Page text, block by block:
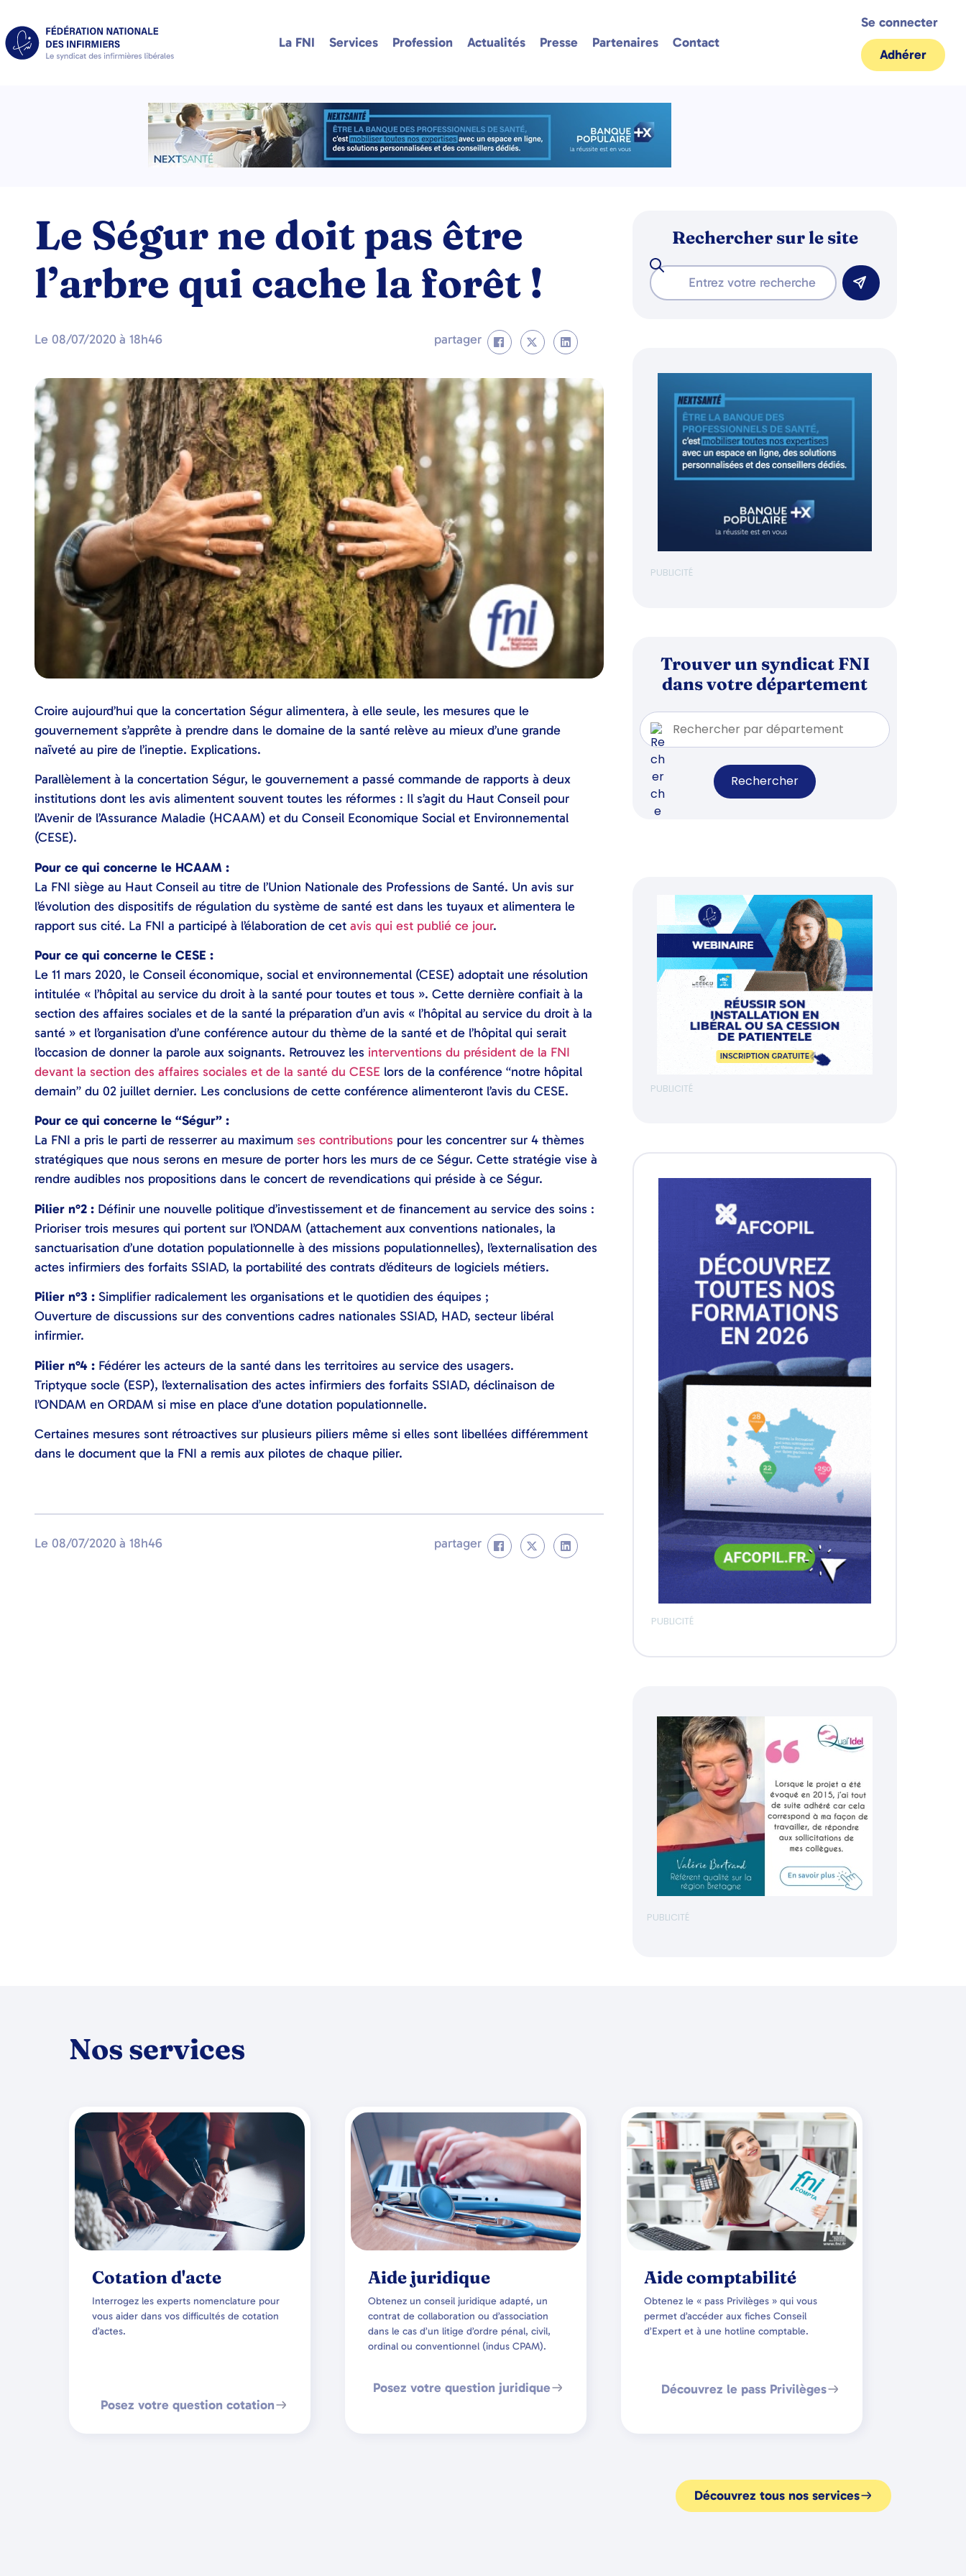
La FNI Services Profession Actualités Presse Partenaires Contact
Se connecter
Adhérer
Le Ségur ne doit pas être
l’arbre qui cache la forêt !
Le 08/07/2020 à 18h46 partager
Croire aujourd’hui que la concertation Ségur alimentera, à elle seule, les mesures que le
gouvernement s’apprête à prendre dans le domaine de la santé relève au mieux d’une grande
naïveté au pire de l’ineptie. Explications.
Parallèlement à la concertation Ségur, le gouvernement a passé commande de rapports à deux
institutions dont les avis alimentent souvent toutes les réformes : Il s’agit du Haut Conseil pour
l’Avenir de l’Assurance Maladie (HCAAM) et du Conseil Economique Social et Environnemental
(CESE).
Pour ce qui concerne le HCAAM :
La FNI siège au Haut Conseil au titre de l’Union Nationale des Professions de Santé. Un avis sur
l’évolution des dispositifs de régulation du système de santé est dans les tuyaux et alimentera le
rapport sus cité. La FNI a participé à l’élaboration de cet avis qui est publié ce jour.
Pour ce qui concerne le CESE :
Le 11 mars 2020, le Conseil économique, social et environnemental (CESE) adoptait une résolution
intitulée « l’hôpital au service du droit à la santé pour toutes et tous ». Cette dernière confiait à la
section des affaires sociales et de la santé la préparation d’un avis « l’hôpital au service du droit à la
santé » et l’organisation d’une conférence autour du thème de la santé et de l’hôpital qui serait
l’occasion de donner la parole aux soignants. Retrouvez les interventions du président de la FNI
devant la section des affaires sociales et de la santé du CESE lors de la conférence “notre hôpital
demain” du 02 juillet dernier. Les conclusions de cette conférence alimenteront l’avis du CESE.
Pour ce qui concerne le “Ségur” :
La FNI a pris le parti de resserrer au maximum ses contributions pour les concentrer sur 4 thèmes
stratégiques que nous serons en mesure de porter hors les murs de ce Ségur. Cette stratégie vise à
rendre audibles nos propositions dans le concert de revendications qui préside à ce Ségur.
Pilier n°2 : Définir une nouvelle politique d’investissement et de financement au service des soins :
Prioriser trois mesures qui portent sur l’ONDAM (attachement aux conventions nationales, la
sanctuarisation d’une dotation populationnelle à des missions populationnelles), l’externalisation des
actes infirmiers des forfaits SSIAD, la portabilité des contrats d’éditeurs de logiciels métiers.
Pilier n°3 : Simplifier radicalement les organisations et le quotidien des équipes ;
Ouverture de discussions sur des conventions cadres nationales SSIAD, HAD, secteur libéral
infirmier.
Pilier n°4 : Fédérer les acteurs de la santé dans les territoires au service des usagers.
Triptyque socle (ESP), l’externalisation des actes infirmiers des forfaits SSIAD, déclinaison de
l’ONDAM en ORDAM si mise en place d’une dotation populationnelle.
Certaines mesures sont rétroactives sur plusieurs piliers même si elles sont libellées différemment
dans le document que la FNI a remis aux pilotes de chaque pilier.
Le 08/07/2020 à 18h46 partager
Rechercher sur le site
PUBLICITÉ
Trouver un syndicat FNI
dans votre département
PUBLICITÉ
PUBLICITÉ
PUBLICITÉ
Nos services
Cotation d'acte
Interrogez les experts nomenclature pour
vous aider dans vos difficultés de cotation
d’actes.
Posez votre question cotation
Aide juridique
Obtenez un conseil juridique adapté, un
contrat de collaboration ou d’association
dans le cas d’un litige d’ordre pénal, civil,
ordinal ou conventionnel (indus CPAM).
Posez votre question juridique
Aide comptabilité
Obtenez le « pass Privilèges » qui vous
permet d’accéder aux fiches Conseil
d’Expert et à une hotline comptable.
Découvrez le pass Privilèges
Découvrez tous nos services